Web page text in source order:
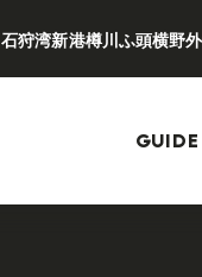
石狩湾新港樽川ふ頭横野
GUIDE